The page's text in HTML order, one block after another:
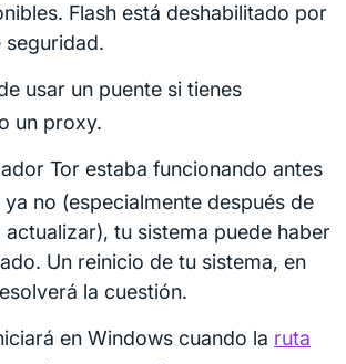
Flash está deshabilitado por
usar un puente si tienes
un proxy.
Tor estaba funcionando antes
no (especialmente después de
actualizar), tu sistema puede haber
Un reinicio de tu sistema, en
la cuestión.
en Windows cuando la ruta